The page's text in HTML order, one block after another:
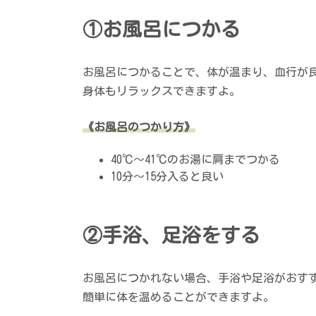
①お風呂につかる
お風呂につかることで、体が温まり、血行が
身体もリラックスできますよ。
《お風呂のつかり方》
40℃～41℃のお湯に肩までつかる
10分～15分入ると良い
②手浴、足浴をする
お風呂につかれない場合、手浴や足浴がおす
簡単に体を温めることができますよ。